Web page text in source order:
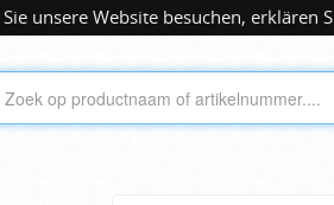
unsere Website besuchen, erklären